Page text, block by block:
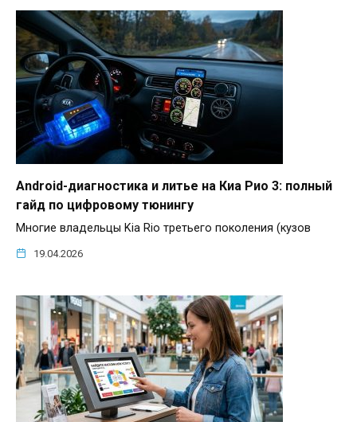
Android-диагностика и литье на Киа Рио 3: полный
гайд по цифровому тюнингу
Многие владельцы Kia Rio третьего поколения (кузов
19.04.2026